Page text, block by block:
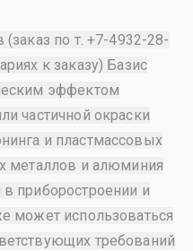
по т. +7-4932-28-
к заказу) Базис
эффектом
частичной окраски
и пластмассовых
металлов и алюминия
приборостроении и
может использоваться
требований